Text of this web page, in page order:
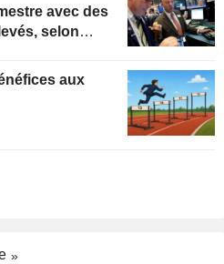
avec des
selon
aux